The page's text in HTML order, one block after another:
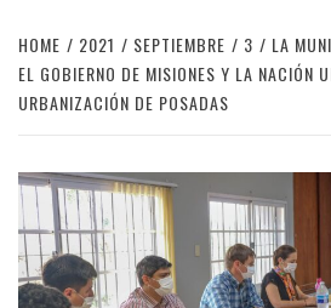
HOME 2021 SEPTIEMBRE 3
LA
EL GOBIERNO DE MISIONES Y LA NACIÓN
URBANIZACIÓN DE POSADAS